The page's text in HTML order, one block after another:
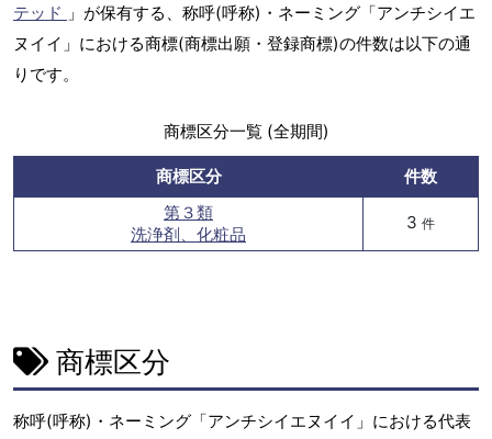
テッド 」が保有する、称呼(呼称)・ネーミング「アンチシイエ
ヌイイ」における商標(商標出願・登録商標)の件数は以下の通
りです。
商標区分一覧 (全期間)
商標区分
件数
第３類
洗浄剤、化粧品
3 件
商標区分
称呼(呼称)・ネーミング「アンチシイエヌイイ」における代表